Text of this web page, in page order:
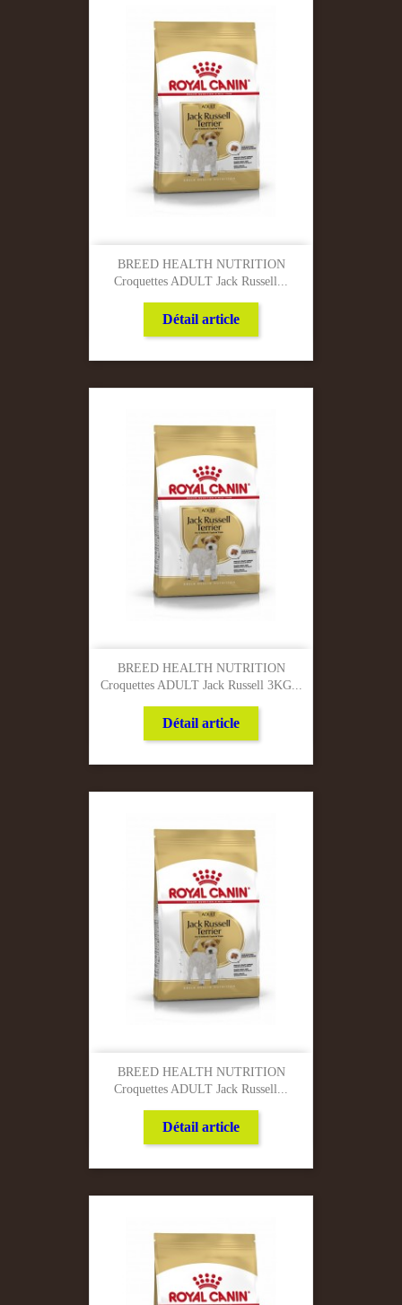
BREED HEALTH NUTRITION
Croquettes ADULT Jack Russell...
Détail article
BREED HEALTH NUTRITION
Croquettes ADULT Jack Russell 3KG...
Détail article
BREED HEALTH NUTRITION
Croquettes ADULT Jack Russell...
Détail article